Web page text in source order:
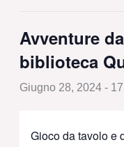
Avventure
biblioteca
Giugno 28, 2024 -
Gioco da tavolo e